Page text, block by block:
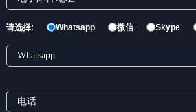
请选择: Whatsapp 微信 Skype